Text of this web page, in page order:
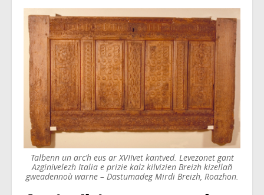
Talbenn un arc’h eus ar XVIIvet kantved. Levezonet gant
Azginivelezh Italia e prizie kalz kilvizien Breizh kizellañ
gweadennoù warne – Dastumadeg Mirdi Breizh, Roazhon.